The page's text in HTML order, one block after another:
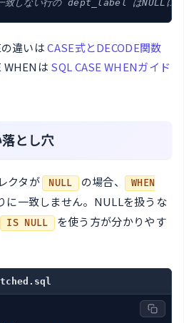
致しない行の dept_label はNULLに
の違いはCASE式とDECODE関数
WHENは SQL CASE WHENガイド
とし穴
クタが NULL の場合、 WHEN
に一致しません。NULLを扱うな
IS NULL を使う方が分かりやす